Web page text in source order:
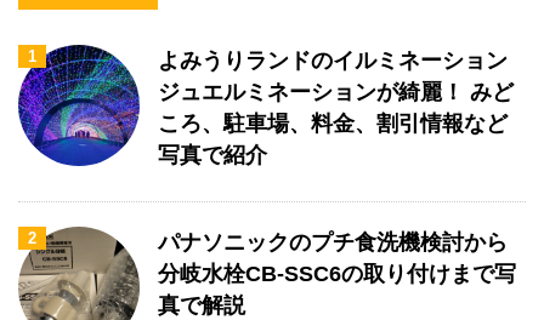
1
よみうりランドのイルミネーション
ジュエルミネーションが綺麗！ みど
ころ、駐車場、料金、割引情報など
写真で紹介
2
パナソニックのプチ食洗機検討から
分岐水栓CB-SSC6の取り付けまで写
真で解説